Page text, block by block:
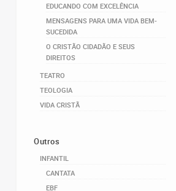
EDUCANDO COM EXCELÊNCIA
MENSAGENS PARA UMA VIDA BEM-
SUCEDIDA
O CRISTÃO CIDADÃO E SEUS
DIREITOS
TEATRO
TEOLOGIA
VIDA CRISTÃ
Outros
INFANTIL
CANTATA
EBF